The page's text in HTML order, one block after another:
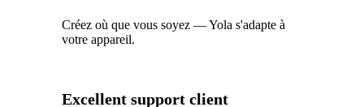
Créez où que vous soyez — Yola s'adapte à
votre appareil.
Excellent support client